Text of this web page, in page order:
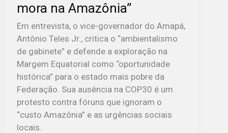
mora na Amazônia”
Em entrevista, o vice-governador do Amapá,
Antônio Teles Jr., critica o “ambientalismo
de gabinete” e defende a exploração na
Margem Equatorial como “oportunidade
histórica” para o estado mais pobre da
Federação. Sua ausência na COP30 é um
protesto contra fóruns que ignoram o
“custo Amazônia” e as urgências sociais
locais.